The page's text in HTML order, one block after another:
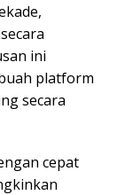
ini
platform
secara
cepat